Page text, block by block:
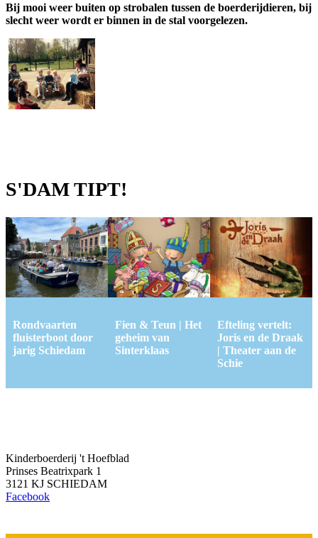
Bij mooi weer buiten op strobalen tussen de boerderijdieren, bij
slecht weer wordt er binnen in de stal voorgelezen.
S'DAM TIPT!
Rondvaarten
fluisterboot door
jarig Schiedam
Fien & Teun | Het
geheim van
Sinterklaas
Efteling vertelt:
Joris en de Draak
| Theater aan de
Schie
Kinderboerderij 't Hoefblad
Prinses Beatrixpark 1
3121 KJ SCHIEDAM
Facebook